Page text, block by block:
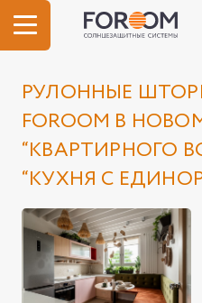
РУЛОННЫЕ
FOROOM В
“КВАРТИРНОГО
“КУХНЯ С